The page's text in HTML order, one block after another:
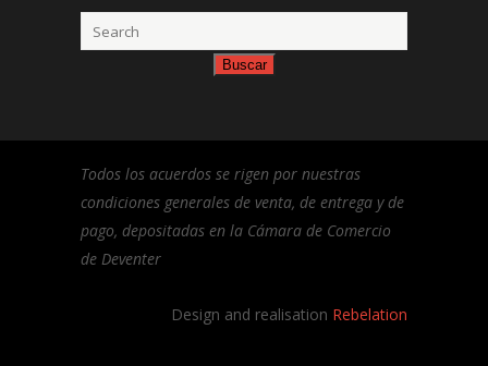
Todos los acuerdos se rigen por nuestras
condiciones generales de venta, de entrega y de
pago, depositadas en la Cámara de Comercio
de Deventer
Design and realisation Rebelation